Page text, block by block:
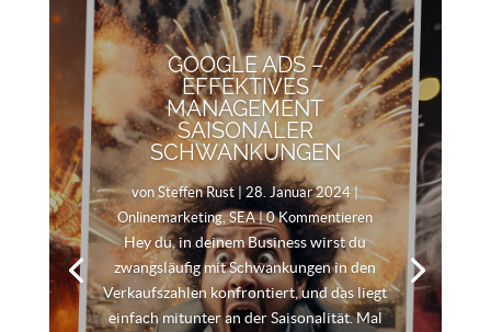
GOOGLE ADS –
EFFEKTIVES
MANAGEMENT
SAISONALER
SCHWANKUNGEN
vonSteffen Rust|28. Januar 2024|
Onlinemarketing,SEA| 0 Kommentieren
Hey du, in deinem Business wirst du
zwangsläufig mit Schwankungen in den
Verkaufszahlen konfrontiert, und das liegt
einfach mitunter an der Saisonalität. Mal